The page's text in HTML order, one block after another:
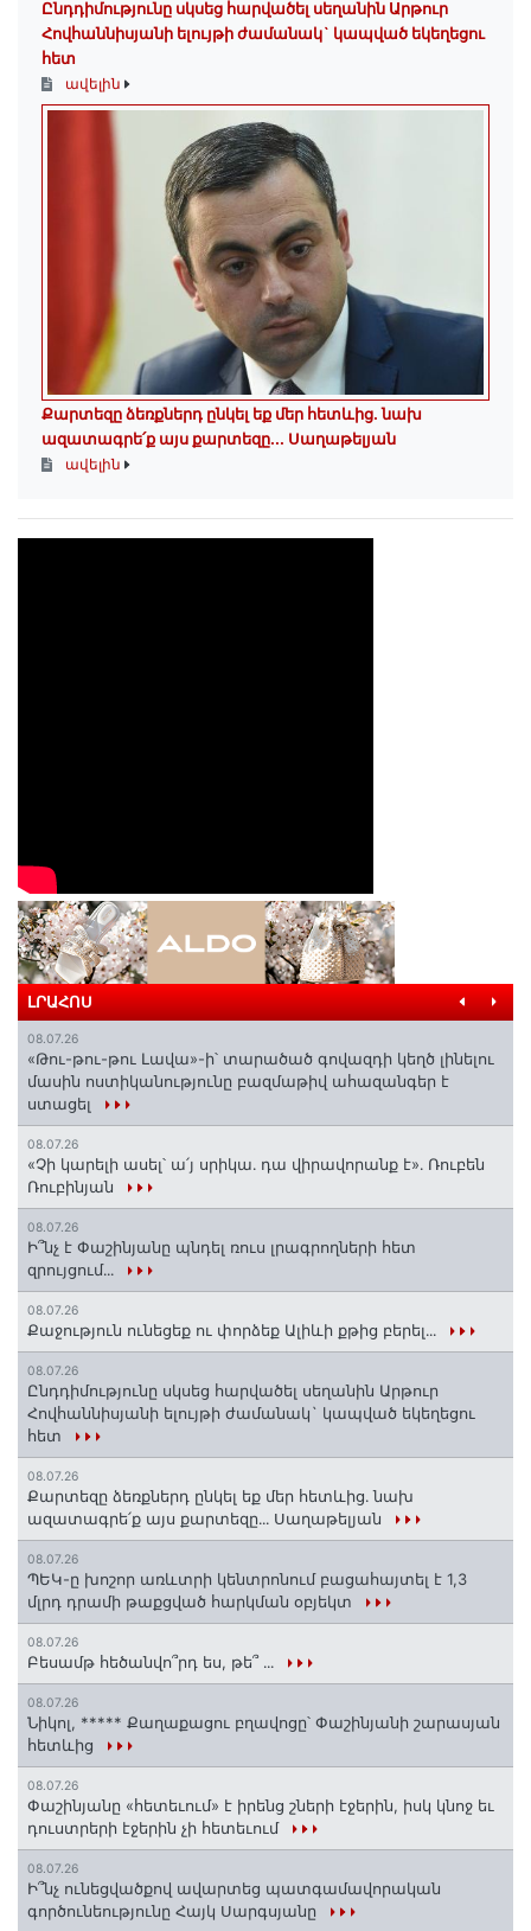
Ընդդիմությունը սկսեց հարվածել սեղանին Արթուր
Հովհաննիսյանի ելույթի ժամանակ` կապված եկեղեցու
հետ
ավելին
Քարտեզը ձեռքներդ ընկել եք մեր հետևից․ նախ
ազատագրե՛ք այս քարտեզը․․․ Սաղաթելյան
ավելին
ԼՐԱՀՈՍ
08.07.26
«Թու-թու-թու Լավա»-ի՝ տարածած գովազդի կեղծ լինելու
մասին ոստիկանությունը բազմաթիվ ահազանգեր է
ստացել
08.07.26
«Չի կարելի ասել՝ ա՛յ սրիկա․ դա վիրավորանք է»․ Ռուբեն
Ռուբինյան
08.07.26
Ի՞նչ է Փաշինյանը պնդել ռուս լրագրողների հետ
զրույցում․․․
08.07.26
Քաջություն ունեցեք ու փորձեք Ալիևի քթից բերել․․․
08.07.26
Ընդդիմությունը սկսեց հարվածել սեղանին Արթուր
Հովհաննիսյանի ելույթի ժամանակ` կապված եկեղեցու
հետ
08.07.26
Քարտեզը ձեռքներդ ընկել եք մեր հետևից․ նախ
ազատագրե՛ք այս քարտեզը․․․ Սաղաթելյան
08.07.26
ՊԵԿ-ը խոշոր առևտրի կենտրոնում բացահայտել է 1,3
մլրդ դրամի թաքցված հարկման օբյեկտ
08.07.26
Բեսամթ հեծանվո՞րդ ես, թե՞ ․․․
08.07.26
Նիկոլ, ***** Քաղաքացու բղավոցը՝ Փաշինյանի շարասյան
հետևից
08.07.26
Փաշինյանը «հետեւում» է իրենց շների էջերին, իսկ կնոջ եւ
դուստրերի էջերին չի հետեւում
08.07.26
Ի՞նչ ունեցվածքով ավարտեց պատգամավորական
գործունեությունը Հայկ Սարգսյանը